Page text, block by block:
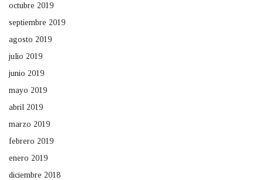
octubre 2019
septiembre 2019
agosto 2019
julio 2019
junio 2019
mayo 2019
abril 2019
marzo 2019
febrero 2019
enero 2019
diciembre 2018